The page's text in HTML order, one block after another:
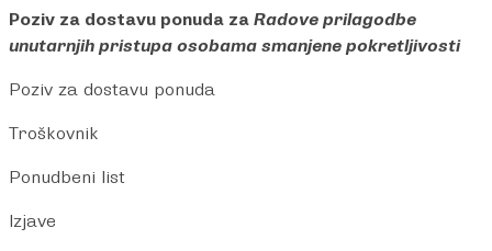
Poziv za dostavu ponuda za Radove prilagodbe
unutarnjih pristupa osobama smanjene pokretljivosti
Poziv za dostavu ponuda
Troškovnik
Ponudbeni list
Izjave